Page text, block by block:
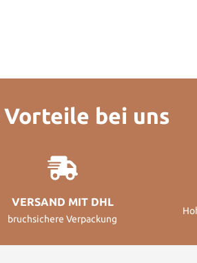
bei uns
VERSAND MIT DHL
bruchsichere Verpackung